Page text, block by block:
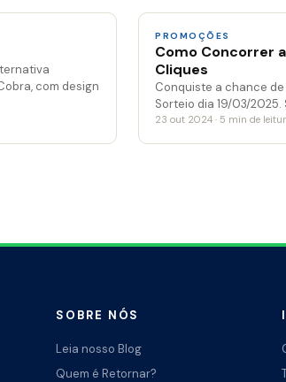
com design
PROMOÇÕES
Como Concorrer
Cliques
Conquiste a chance
Sorteio dia 19/03/
23 out 2024 · 5 min de
SOBRE NÓS
Leia nosso Blog
Quem é Retornar?